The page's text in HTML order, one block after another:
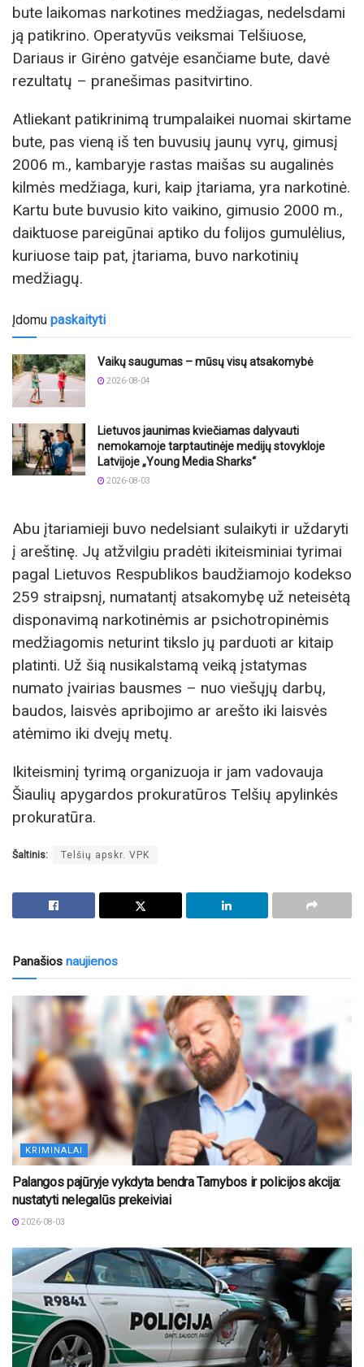
bute laikomas narkotines medžiagas, nedelsdami
ją patikrino. Operatyvūs veiksmai Telšiuose,
Dariaus ir Girėno gatvėje esančiame bute, davė
rezultatų – pranešimas pasitvirtino.
Atliekant patikrinimą trumpalaikei nuomai skirtame
bute, pas vieną iš ten buvusių jaunų vyrų, gimusį
2006 m., kambaryje rastas maišas su augalinės
kilmės medžiaga, kuri, kaip įtariama, yra narkotinė.
Kartu bute buvusio kito vaikino, gimusio 2000 m.,
daiktuose pareigūnai aptiko du folijos gumulėlius,
kuriuose taip pat, įtariama, buvo narkotinių
medžiagų.
Įdomu paskaityti
Vaikų saugumas – mūsų visų atsakomybė
2026-08-04
Lietuvos jaunimas kviečiamas dalyvauti
nemokamoje tarptautinėje medijų stovykloje
Latvijoje „Young Media Sharks“
2026-08-03
Abu įtariamieji buvo nedelsiant sulaikyti ir uždaryti
į areštinę. Jų atžvilgiu pradėti ikiteisminiai tyrimai
pagal Lietuvos Respublikos baudžiamojo kodekso
259 straipsnį, numatantį atsakomybę už neteisėtą
disponavimą narkotinėmis ar psichotropinėmis
medžiagomis neturint tikslo jų parduoti ar kitaip
platinti. Už šią nusikalstamą veiką įstatymas
numato įvairias bausmes – nuo viešųjų darbų,
baudos, laisvės apribojimo ar arešto iki laisvės
atėmimo iki dvejų metų.
Ikiteisminį tyrimą organizuoja ir jam vadovauja
Šiaulių apygardos prokuratūros Telšių apylinkės
prokuratūra.
Šaltinis: Telšių apskr. VPK
Panašios naujienos
KRIMINALAI
Palangos pajūryje vykdyta bendra Tarnybos ir policijos akcija:
nustatyti nelegalūs prekeiviai
2026-08-03